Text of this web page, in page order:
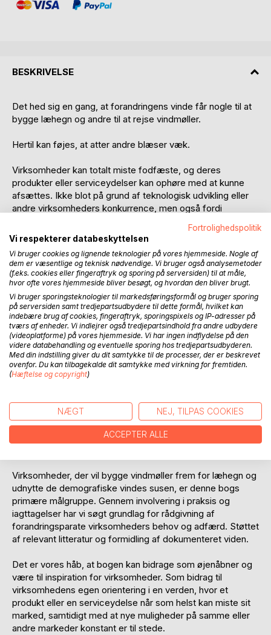
BESKRIVELSE
Det hed sig en gang, at forandringens vinde får nogle til at
bygge læhegn og andre til at rejse vindmøller.
Hertil kan føjes, at atter andre blæser væk.
Virksomheder kan totalt miste fodfæste, og deres
produkter eller serviceydelser kan ophøre med at kunne
afsættes. Ikke blot på grund af teknologisk udvikling eller
andre virksomheders konkurrence, men også fordi
Virksomheder må ikke alene arbejde med udvikling, men
også med overlevelse. Det retter vi opmærksomheden på i
denne bog gennem fokus på kunder som mål, marked og
medspiller.
Virksomheder må forholde sig til kunder som
virksomhedens mål. En virksomheds marked må bero på
og afgrænses i forhold til veldefinerede kunders behov og
adfærd. Ligesom virksomheder i stigende grad må
inddrage kunder som medspillere for at færdiggøre eller
opnå tilfredshed med produkter eller serviceydelser.
udviklingen i analyser og beskrivelser af seniorer som en
kundegruppe, der i disse år på afgørende vis ændrer
markedsvilkår og udviklingsmuligheder for mange
Virksomheder, der vil bygge vindmøller frem for læhegn og
udnytte de demografiske vindes susen, er denne bogs
primære målgruppe. Gennem involvering i praksis og
iagttagelser har vi søgt grundlag for rådgivning af
forandringsparate virksomheders behov og adfærd. Støttet
af relevant litteratur og formidling af dokumenteret viden.
Det er vores håb, at bogen kan bidrage som øjenåbner og
være til inspiration for virksomheder. Som bidrag til
virksomhedens egen orientering i en verden, hvor et
produkt eller en serviceydelse når som helst kan miste sit
marked, samtidigt med at nye muligheder på samme eller
andre markeder konstant er til stede.
Fortrolighedspolitik
Vi respekterer databeskyttelsen
Vi bruger cookies og lignende teknologier på vores hjemmeside. Nogle af
dem er væsentlige og teknisk nødvendige. Vi bruger også analysemetoder
(f.eks. cookies eller fingeraftryk og sporing på serversiden) til at måle,
hvor ofte vores hjemmeside bliver besøgt, og hvordan den bliver brugt.
Vi bruger sporingsteknologier til markedsføringsformål og bruger sporing
på serversiden samt tredjepartsudbydere til dette formål, hvilket kan
indebære brug af cookies, fingeraftryk, sporingspixels og IP-adresser på
tværs af enheder. Vi indlejrer også tredjepartsindhold fra andre udbydere
(videoplatforme) på vores hjemmeside. Vi har ingen indflydelse på den
videre databehandling og eventuelle sporing hos tredjepartsudbyderen.
Med din indstilling giver du dit samtykke til de processer, der er beskrevet
ovenfor. Du kan tilbagekalde dit samtykke med virkning for fremtiden.
(Hæftelse og copyright)
NÆGT NEJ, TILPAS COOKIES
ACCEPTER ALLE